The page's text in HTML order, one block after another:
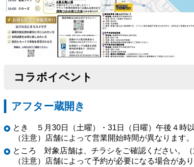
コラボイベント
アフター蔵開き
とき ５月30日（土曜）・31日（日曜）午後４時
（注意）店舗によって営業開始時間が異なります。
ところ 対象店舗は、チラシをご確認ください。
（注意）店舗によって予約が必要になる場合があ